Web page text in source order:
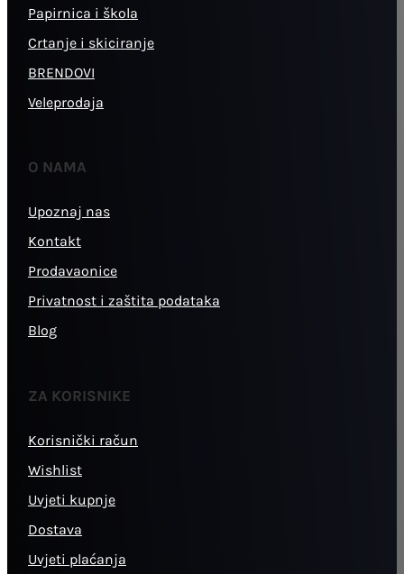
Papirnica i škola
Crtanje i skiciranje
BRENDOVI
Veleprodaja
O NAMA
Upoznaj nas
Kontakt
Prodavaonice
Privatnost i zaštita podataka
Blog
ZA KORISNIKE
Korisnički račun
Wishlist
Uvjeti kupnje
Dostava
Uvjeti plaćanja